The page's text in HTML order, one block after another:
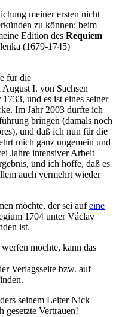
meiner ersten nicht
zu können: beim
Edition des Requiem
(1679-1745)
für die
I. von Sachsen
und es ist eines seiner
Im Jahr 2003 durfte ich
bringen (damals noch
und daß ich nun für die
mich ganz ungemein und
Jahre intensiver Arbeit
und ich hoffe, daß es
auch vermehrt wieder
möchte, der sei aufeine
1704 unter Václav
ist.
werfen möchte, kann das
Verlagsseite bzw. auf
seinem Leiter Nick
gesetzte Vertrauen!